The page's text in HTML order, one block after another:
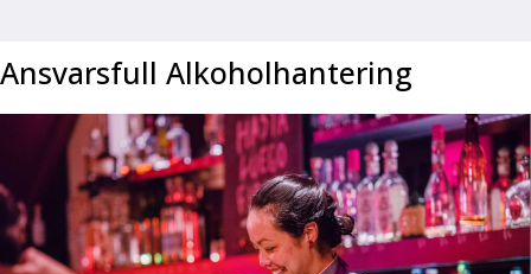
Ansvarsfull Alkoholhantering